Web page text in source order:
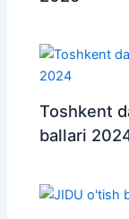
Toshkent
ballari